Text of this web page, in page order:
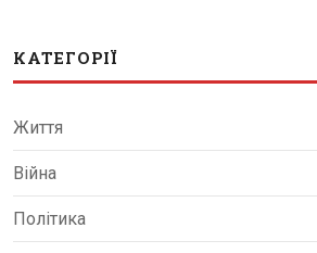
КАТЕГОРІЇ
Життя
Війна
Політика